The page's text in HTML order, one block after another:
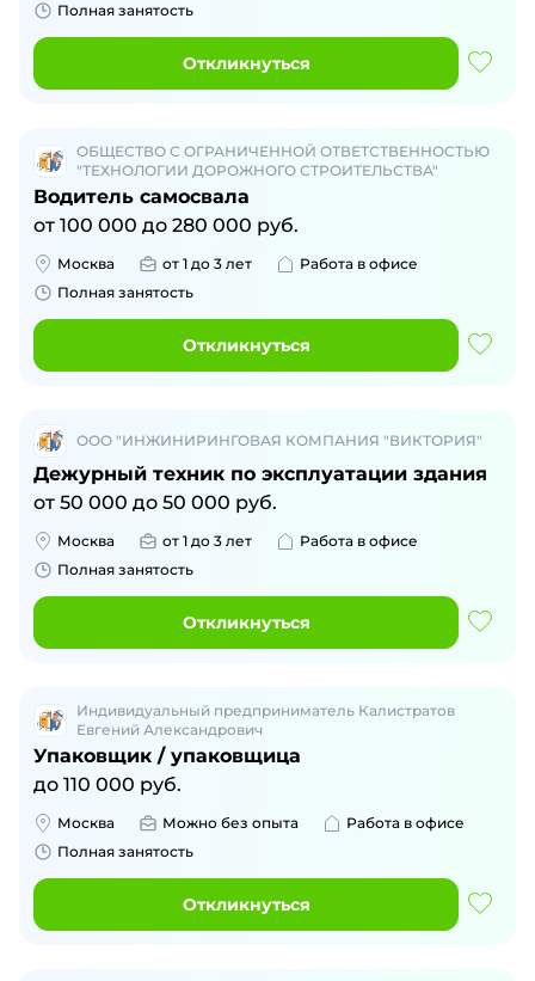
Полная занятость
Откликнуться
ОБЩЕСТВО С ОГРАНИЧЕННОЙ ОТВЕТСТВЕННОСТЬЮ
"ТЕХНОЛОГИИ ДОРОЖНОГО СТРОИТЕЛЬСТВА"
Водитель самосвала
от 100 000 до 280 000 руб.
Москва от 1 до 3 лет
Работа в офисе
Полная занятость
Откликнуться
ООО "ИНЖИНИРИНГОВАЯ КОМПАНИЯ "ВИКТОРИЯ"
Дежурный техник по эксплуатации здания
от 50 000 до 50 000 руб.
Москва от 1 до 3 лет
Работа в офисе
Полная занятость
Откликнуться
Индивидуальный предприниматель Калистратов
Евгений Александрович
Упаковщик / упаковщица
до 110 000 руб.
Москва Можно без опыта
Работа в офисе
Полная занятость
Откликнуться